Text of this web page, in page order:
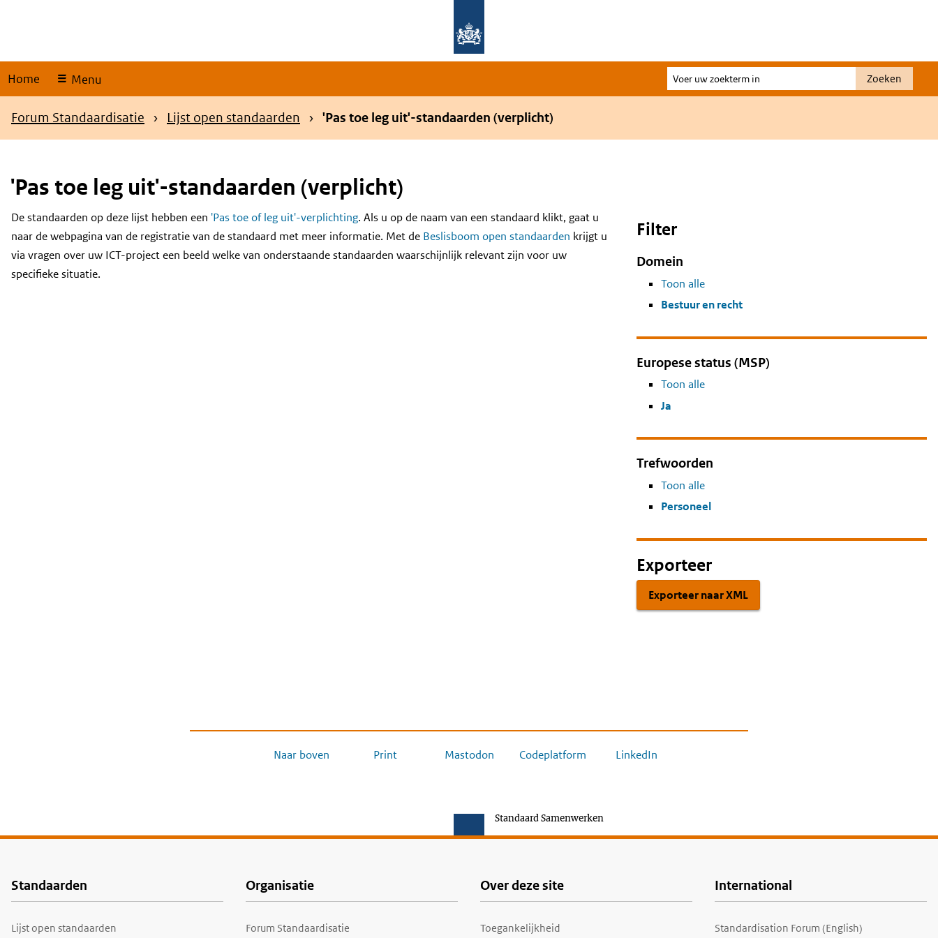
Home Menu
Voer
uw
Zoeken
Kruimelpad
Forum Standaardisatie Lijst open standaarden 'Pas toe leg uit'-standaarden (verplicht)
'Pas toe leg uit'-standaarden (verplicht)
Content
De standaarden op deze lijst hebben een 'Pas toe of leg uit'-verplichting. Als u op de naam van een standaard klikt, gaat u
naar de webpagina van de registratie van de standaard met meer informatie. Met de Beslisboom open standaarden krijgt u
via vragen over uw ICT-project een beeld welke van onderstaande standaarden waarschijnlijk relevant zijn voor uw
specifieke situatie.
Filter
Domein
Toon alle
Bestuur en recht
Europese status (MSP)
Toon alle
Ja
Trefwoorden
Toon alle
Personeel
Exporteer
Exporteer naar XML
Naar boven Print Mastodon Codeplatform LinkedIn
Standaard Samenwerken
Voet
Standaarden
Lijst open standaarden
Organisatie
Forum Standaardisatie
Over deze site
Toegankelijkheid
International
Standardisation Forum (English)